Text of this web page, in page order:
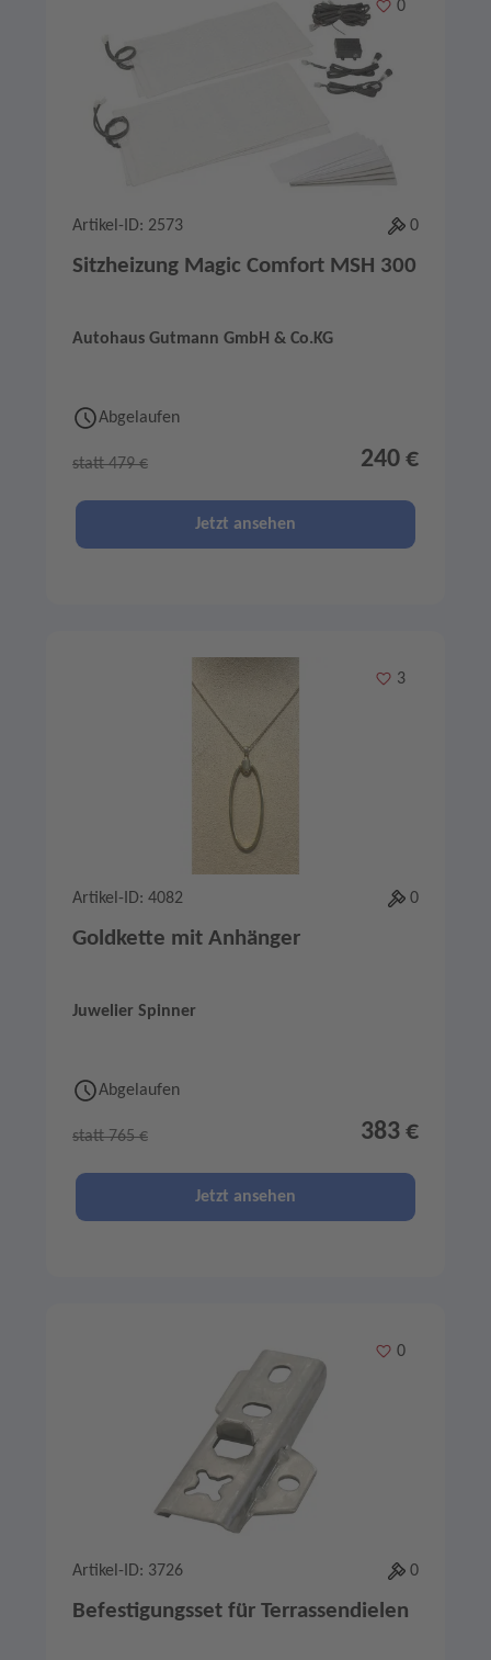
Merken
0
Artikel-ID: 2573 0
Sitzheizung Magic Comfort MSH 300
Autohaus Gutmann GmbH & Co.KG
Abgelaufen
statt 479 € 240 €
Jetzt ansehen
Merken
3
Artikel-ID: 4082 0
Goldkette mit Anhänger
Juwelier Spinner
Abgelaufen
statt 765 € 383 €
Jetzt ansehen
Merken
0
Artikel-ID: 3726 0
Befestigungsset für Terrassendielen